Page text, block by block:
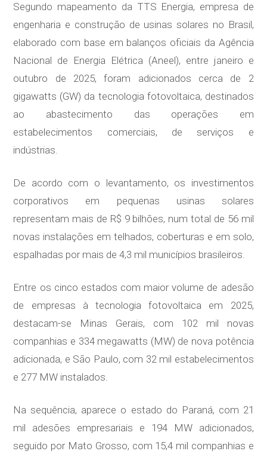
Segundo mapeamento da TTS Energia, empresa de
engenharia e construção de usinas solares no Brasil,
elaborado com base em balanços oficiais da Agência
Nacional de Energia Elétrica (Aneel), entre janeiro e
outubro de 2025, foram adicionados cerca de 2
gigawatts (GW) da tecnologia fotovoltaica, destinados
ao abastecimento das operações em
estabelecimentos comerciais, de serviços e
indústrias.
De acordo com o levantamento, os investimentos
corporativos em pequenas usinas solares
representam mais de R$ 9 bilhões, num total de 56 mil
novas instalações em telhados, coberturas e em solo,
espalhadas por mais de 4,3 mil municípios brasileiros.
Entre os cinco estados com maior volume de adesão
de empresas à tecnologia fotovoltaica em 2025,
destacam-se Minas Gerais, com 102 mil novas
companhias e 334 megawatts (MW) de nova potência
adicionada, e São Paulo, com 32 mil estabelecimentos
e 277 MW instalados.
Na sequência, aparece o estado do Paraná, com 21
mil adesões empresariais e 194 MW adicionados,
seguido por Mato Grosso, com 15,4 mil companhias e